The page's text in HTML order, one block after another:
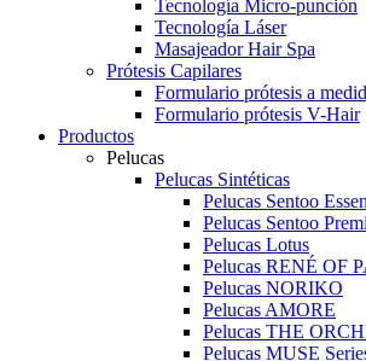
Tecnología Micro-punción
Tecnología Láser
Masajeador Hair Spa
Prótesis Capilares
Formulario prótesis a
Formulario prótesis V-Hair
Productos
Pelucas
Pelucas Sintéticas
Pelucas Sentoo
Pelucas Sentoo
Pelucas Lotus
Pelucas RENÉ OF
Pelucas NORIKO
Pelucas AMORE
Pelucas THE
Pelucas MUSE